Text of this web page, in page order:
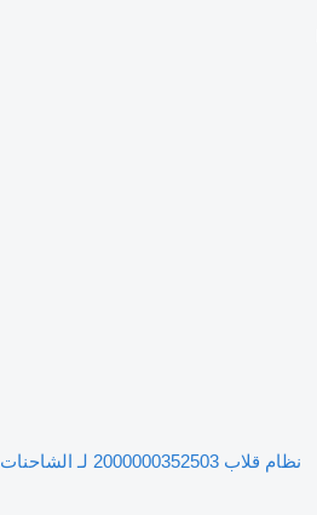
نظام قلاب 2000000352503 لـ الشاحنات